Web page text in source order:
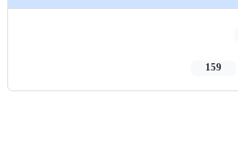
159